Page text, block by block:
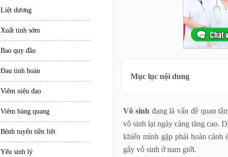
Liệt dương
Xuất tinh sớm
Bao quy đầu
Đau tinh hoàn
Viêm niệu đạo
Viêm bàng quang
Bệnh tuyến tiền liệt
Yếu sinh lý
Mục lục nội dung
Những nguyên nhân gây vô
Tinh trùng có ít hoặc
Không có tinh dịch hoặc
Làm việc trong môi trường
Vô sinh đang là vấn đề quan
vô sinh lại ngày càng tăng cao.
khiến mình gặp phải hoàn
gây vô sinh ở nam giới.